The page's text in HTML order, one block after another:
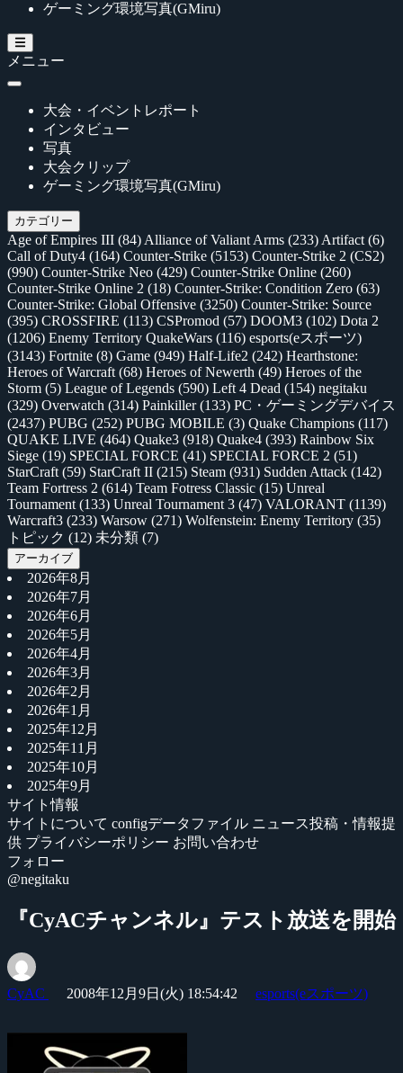
ゲーミング環境写真(GMiru)
メニュー
大会・イベントレポート
インタビュー
写真
大会クリップ
ゲーミング環境写真(GMiru)
カテゴリー
Age of Empires III (84) Alliance of Valiant Arms (233) Artifact (6)
Call of Duty4 (164) Counter-Strike (5153) Counter-Strike 2 (CS2)
(990) Counter-Strike Neo (429) Counter-Strike Online (260)
Counter-Strike Online 2 (18) Counter-Strike: Condition Zero (63)
Counter-Strike: Global Offensive (3250) Counter-Strike: Source
(395) CROSSFIRE (113) CSPromod (57) DOOM3 (102) Dota 2
(1206) Enemy Territory QuakeWars (116) esports(eスポーツ)
(3143) Fortnite (8) Game (949) Half-Life2 (242) Hearthstone:
Heroes of Warcraft (68) Heroes of Newerth (49) Heroes of the
Storm (5) League of Legends (590) Left 4 Dead (154) negitaku
(329) Overwatch (314) Painkiller(133) PC・ゲーミングデバイス
(2437) PUBG (252) PUBG MOBILE (3) Quake Champions (117)
QUAKE LIVE (464) Quake3 (918) Quake4 (393) Rainbow Six
Siege (19) SPECIAL FORCE (41) SPECIAL FORCE 2 (51)
StarCraft (59) StarCraft II (215) Steam (931) Sudden Attack (142)
Team Fortress 2 (614) Team Fotress Classic (15) Unreal
Tournament (133) Unreal Tournament 3 (47) VALORANT (1139)
Warcraft3 (233) Warsow (271) Wolfenstein: Enemy Territory (35)
トピック (12) 未分類 (7)
アーカイブ
2026年8月
2026年7月
2026年6月
2026年5月
2026年4月
2026年3月
2026年2月
2026年1月
2025年12月
2025年11月
2025年10月
2025年9月
サイト情報
サイトについて configデータファイル ニュース投稿・情報提
供 プライバシーポリシー お問い合わせ
フォロー
@negitaku
『CyACチャンネル』テスト放送を開始
CyAC 2008年12月9日(火) 18:54:42 esports(eスポーツ)